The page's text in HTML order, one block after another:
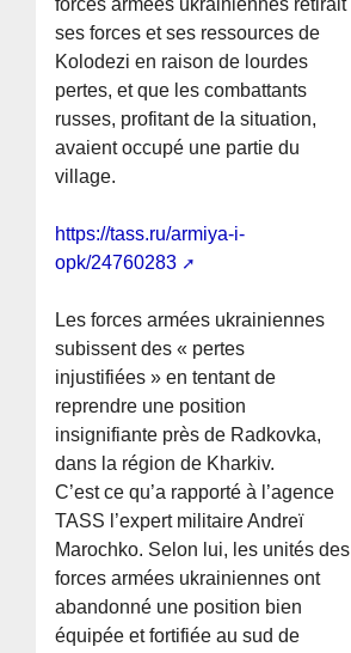
forces armées ukrainiennes retirait
ses forces et ses ressources de
Kolodezi en raison de lourdes
pertes, et que les combattants
russes, profitant de la situation,
avaient occupé une partie du
village.
https://tass.ru/armiya-i-
opk/24760283
Les forces armées ukrainiennes
subissent des « pertes
injustifiées » en tentant de
reprendre une position
insignifiante près de Radkovka,
dans la région de Kharkiv.
C’est ce qu’a rapporté à l’agence
TASS l’expert militaire Andreï
Marochko. Selon lui, les unités des
forces armées ukrainiennes ont
abandonné une position bien
équipée et fortifiée au sud de